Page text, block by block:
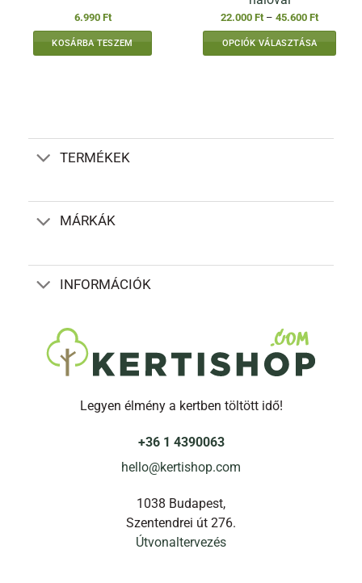
6.990 Ft
KOSÁRBA TESZEM
22.000 Ft – 45.600 Ft
OPCIÓK VÁLASZTÁSA
a
TERMÉKEK
MÁRKÁK
INFORMÁCIÓK
Legyen élmény a kertben töltött idő!
+36 1 4390063
hello@kertishop.com
1038 Budapest,
Szentendrei út 276.
Útvonaltervezés